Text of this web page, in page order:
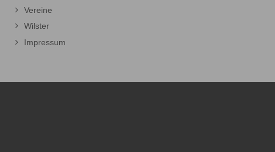
Vereine
Wilster
Impressum